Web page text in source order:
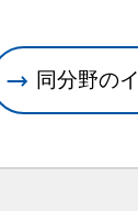
同分野の